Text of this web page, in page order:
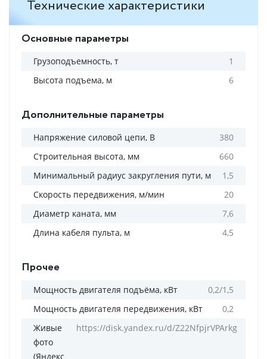
Технические характеристики
Основные параметры
Грузоподъемность, т
1
Высота подъема, м
6
Дополнительные параметры
Напряжение силовой цепи, В
380
Строительная высота, мм
660
Минимальный радиус закругления пути, м
1,5
Скорость передвижения, м/мин
20
Диаметр каната, мм
7,6
Длина кабеля пульта, м
4,5
Прочее
Мощность двигателя подъёма, кВт
0,2/1,5
Мощность двигателя передвижения, кВт
0,2
Живые
фото
(Яндекс
https://disk.yandex.ru/d/Z22NfpjrVPArkg